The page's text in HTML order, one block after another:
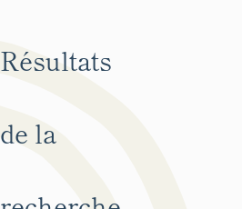
Résultats
de la